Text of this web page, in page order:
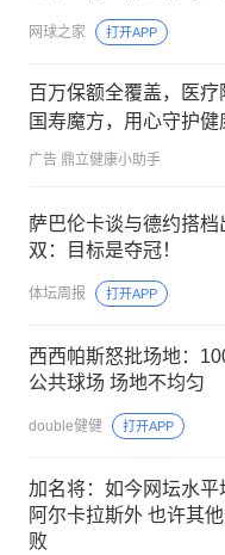
网球之家 打开APP
百万保额全覆盖，医疗
国寿魔方，用心守护健
广告 鼎立健康小助手
萨巴伦卡谈与德约搭档
双：目标是夺冠！
体坛周报 打开APP
西西帕斯怒批场地：
公共球场 场地不均匀
double健健 打开APP
加名将：如今网坛水平
阿尔卡拉斯外 也许其
败